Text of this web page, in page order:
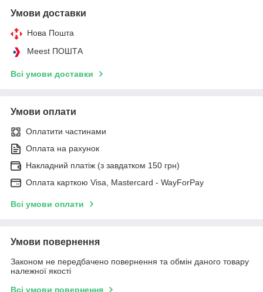
Умови доставки
Нова Пошта
Meest ПОШТА
Всі умови доставки
Умови оплати
Оплатити частинами
Оплата на рахунок
Накладний платіж (з завдатком 150 грн)
Оплата карткою Visa, Mastercard - WayForPay
Всі умови оплати
Умови повернення
Законом не передбачено повернення та обмін даного товару
належної якості
Всі умови повернення